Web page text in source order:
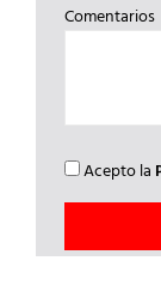
Comentarios
Acepto la